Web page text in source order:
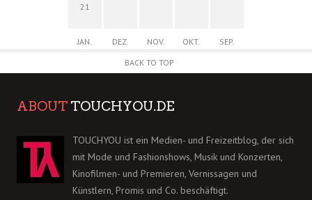
21
JAN. DEZ. NOV. OKT.
SEP.
BACK TO TOP
ABOUT TOUCHYOU.DE
TOUCHYOU ist ein Medien- und Freizeitblog, der sich
mit Mode und Fashionshows, Musik und Konzerten,
Kinofilmen- und Premieren, Vernissagen und
Künstlern, Promis und Co. beschäftigt.